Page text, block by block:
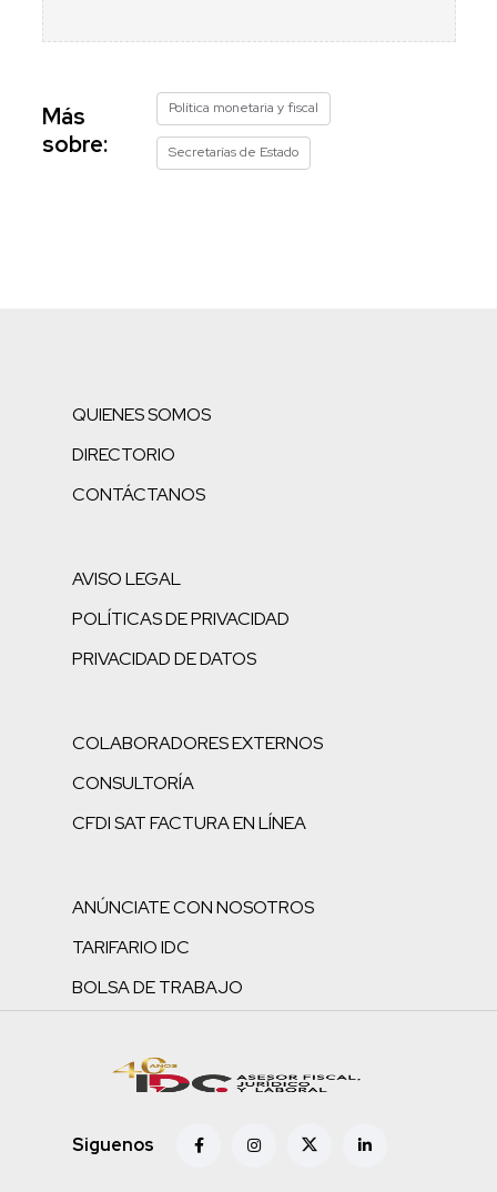
Más
sobre:
Política monetaria y fiscal
Secretarías de Estado
QUIENES SOMOS
DIRECTORIO
CONTÁCTANOS
AVISO LEGAL
POLÍTICAS DE PRIVACIDAD
PRIVACIDAD DE DATOS
COLABORADORES EXTERNOS
CONSULTORÍA
CFDI SAT FACTURA EN LÍNEA
ANÚNCIATE CON NOSOTROS
TARIFARIO IDC
BOLSA DE TRABAJO
Siguenos